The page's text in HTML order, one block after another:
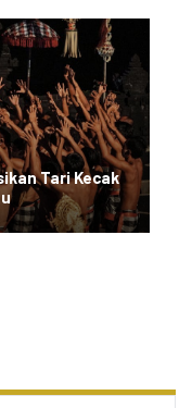
Tari Kecak